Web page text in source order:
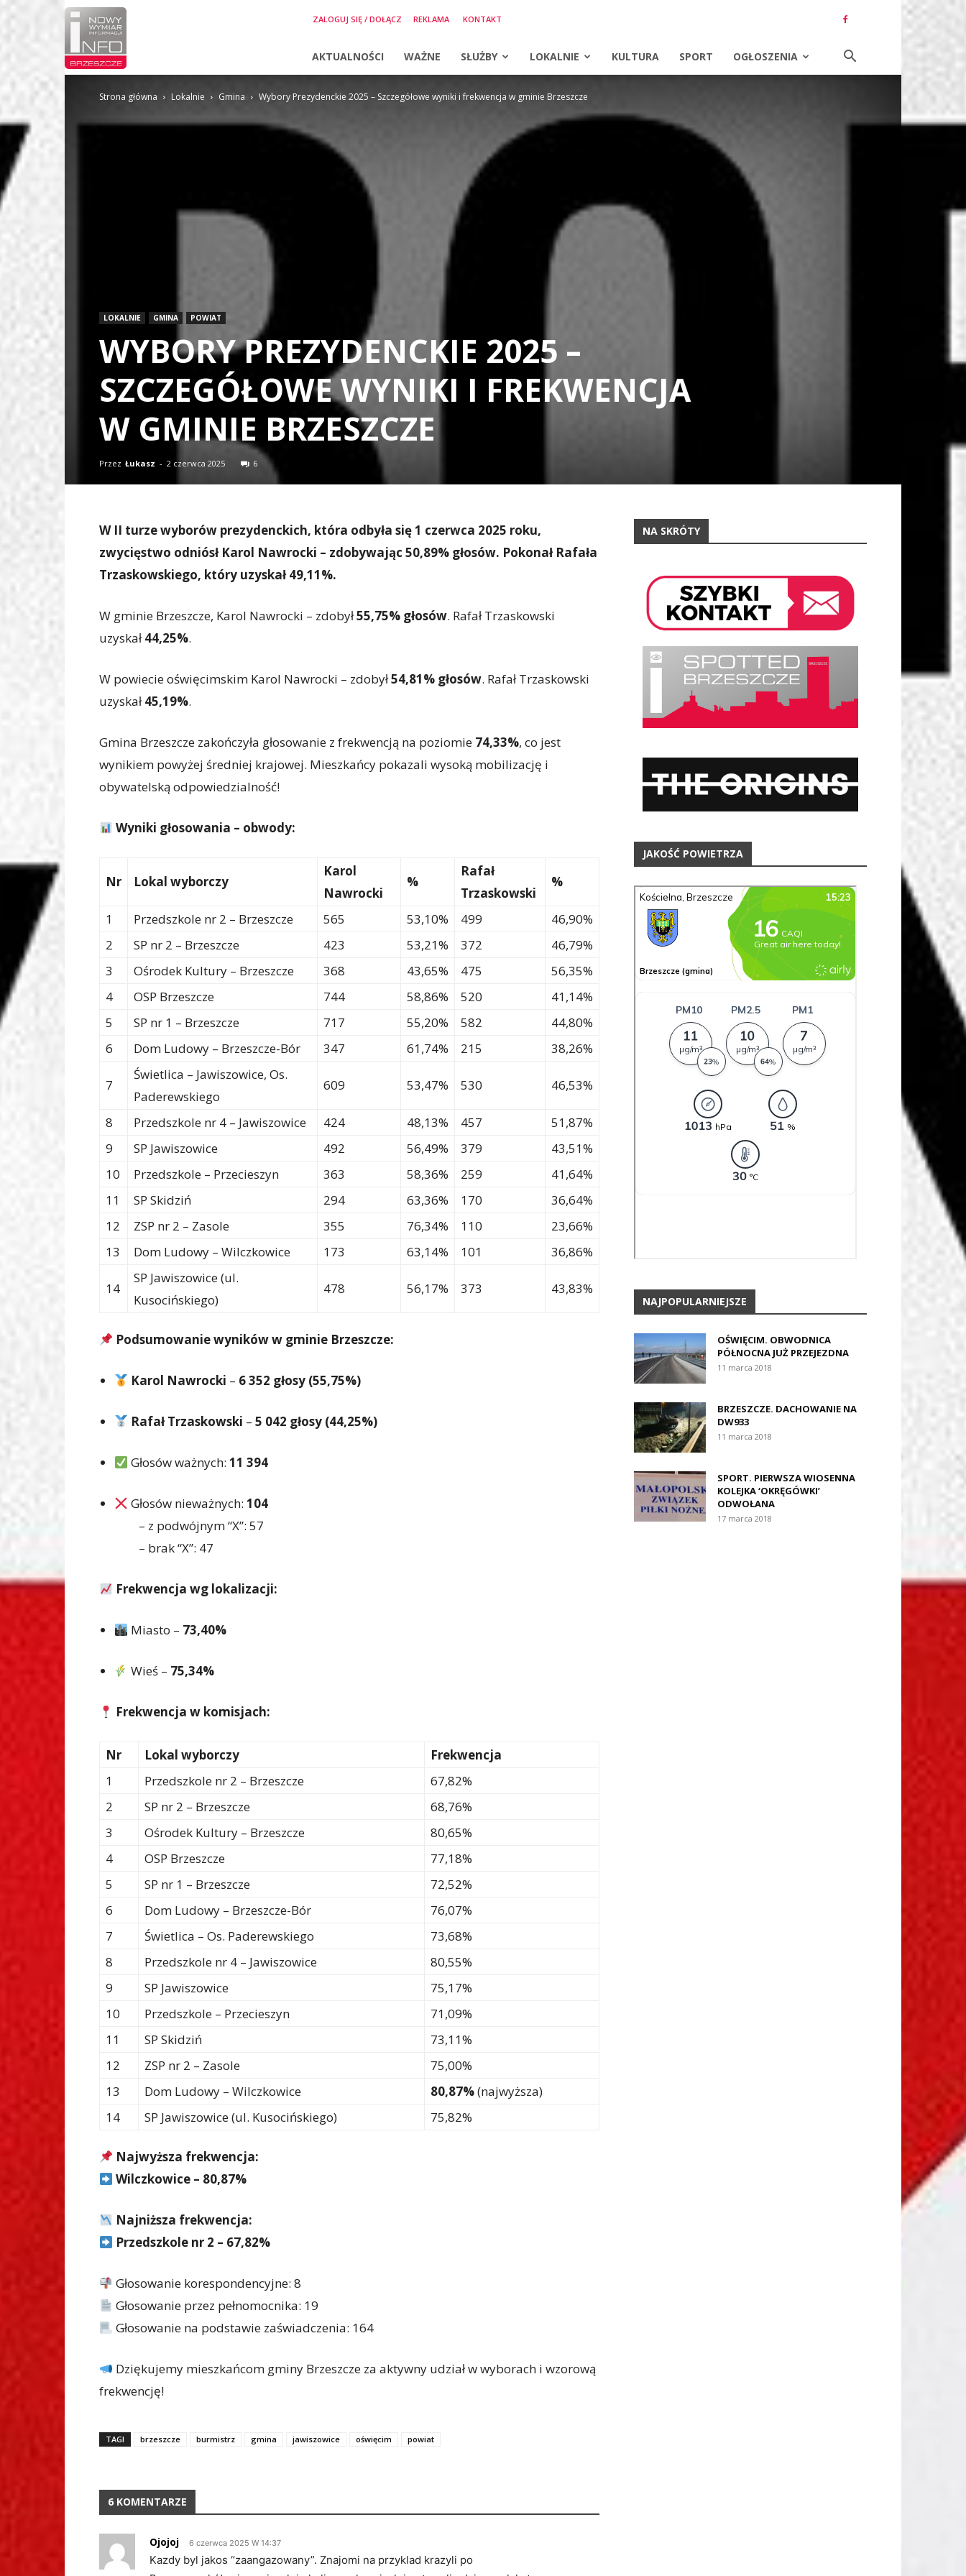
InfoBrzeszcze.pl
ZALOGUJ SIĘ / DOŁĄCZ REKLAMA KONTAKT
AKTUALNOŚCI WAŻNE SŁUŻBY LOKALNIE KULTURA SPORT OGŁOSZENIA
Strona główna Lokalnie Gmina Wybory Prezydenckie 2025 – Szczegółowe wyniki i frekwencja w gminie Brzeszcze
LOKALNIE GMINA POWIAT
WYBORY PREZYDENCKIE 2025 –
SZCZEGÓŁOWE WYNIKI I FREKWENCJA
W GMINIE BRZESZCZE
Przez Łukasz - 2 czerwca 2025 6
W II turze wyborów prezydenckich, która odbyła się 1 czerwca 2025 roku,
zwycięstwo odniósł Karol Nawrocki – zdobywając 50,89% głosów. Pokonał Rafała
Trzaskowskiego, który uzyskał 49,11%.
W gminie Brzeszcze, Karol Nawrocki – zdobył55,75% głosów. Rafał Trzaskowski
uzyskał44,25%.
W powiecie oświęcimskim Karol Nawrocki – zdobył54,81% głosów. Rafał Trzaskowski
uzyskał45,19%.
Gmina Brzeszcze zakończyła głosowanie z frekwencją na poziomie 74,33%, co jest
wynikiem powyżej średniej krajowej. Mieszkańcy pokazali wysoką mobilizację i
obywatelską odpowiedzialność!
Wyniki głosowania – obwody:
Nr Lokal wyborczy
Karol
Nawrocki
%
Rafał
Trzaskowski
%
1 Przedszkole nr 2 – Brzeszcze 565 53,10% 499
46,90%
2
SP nr 2 – Brzeszcze 423 53,21% 372
46,79%
3
Ośrodek Kultury – Brzeszcze 368 43,65% 475
56,35%
4
OSP Brzeszcze 744 58,86% 520
41,14%
5
SP nr 1 – Brzeszcze 717 55,20% 582
44,80%
6
Dom Ludowy – Brzeszcze-Bór 347 61,74% 215 38,26%
7
Świetlica – Jawiszowice, Os.
Paderewskiego
609 53,47% 530 46,53%
8 Przedszkole nr 4 – Jawiszowice 424 48,13% 457
51,87%
9
SP Jawiszowice 492 56,49% 379
43,51%
10
Przedszkole – Przecieszyn 363 58,36% 259
41,64%
11
SP Skidziń 294 63,36% 170
36,64%
12
ZSP nr 2 – Zasole 355 76,34% 110
23,66%
13
Dom Ludowy – Wilczkowice 173 63,14% 101 36,86%
14
SP Jawiszowice (ul.
Kusocińskiego)
478 56,17% 373 43,83%
Podsumowanie wyników w gminie Brzeszcze:
Karol Nawrocki – 6 352 głosy (55,75%)
Rafał Trzaskowski –5 042 głosy (44,25%)
Głosów ważnych:11 394
Głosów nieważnych:104
– z podwójnym “X”: 57
– brak “X”: 47
Frekwencja wg lokalizacji:
Miasto – 73,40%
Wieś – 75,34%
Frekwencja w komisjach:
Nr Lokal wyborczy
Frekwencja
1
Przedszkole nr 2 – Brzeszcze
67,82%
2
SP nr 2 – Brzeszcze
68,76%
3
Ośrodek Kultury – Brzeszcze
80,65%
4
OSP Brzeszcze
77,18%
5
SP nr 1 – Brzeszcze
72,52%
6
Dom Ludowy – Brzeszcze-Bór
76,07%
7
Świetlica – Os. Paderewskiego
73,68%
8
Przedszkole nr 4 – Jawiszowice
80,55%
9
SP Jawiszowice
75,17%
10
Przedszkole – Przecieszyn
71,09%
11
SP Skidziń
73,11%
12
ZSP nr 2 – Zasole
75,00%
13
Dom Ludowy – Wilczkowice 80,87%(najwyższa)
14
SP Jawiszowice (ul. Kusocińskiego) 75,82%
Najwyższa frekwencja:
Wilczkowice – 80,87%
Najniższa frekwencja:
Przedszkole nr 2 – 67,82%
Głosowanie korespondencyjne: 8
Głosowanie przez pełnomocnika: 19
Głosowanie na podstawie zaświadczenia: 164
Dziękujemy mieszkańcom gminy Brzeszcze za aktywny udział w wyborach i wzorową
frekwencję!
TAGI brzeszcze burmistrz gmina jawiszowice oświęcim powiat
6 KOMENTARZE
Ojojoj 6 czerwca 2025 W 14:37
Kazdy byl jakos “zaangazowany”. Znajomi na przyklad krazyli po
NA SKRÓTY
JAKOŚĆ POWIETRZA
NAJPOPULARNIEJSZE
OŚWIĘCIM. OBWODNICA
PÓŁNOCNA JUŻ PRZEJEZDNA
11 marca 2018
BRZESZCZE. DACHOWANIE NA
DW933
11 marca 2018
SPORT. PIERWSZA WIOSENNA
KOLEJKA ‘OKRĘGÓWKI’
ODWOŁANA
17 marca 2018